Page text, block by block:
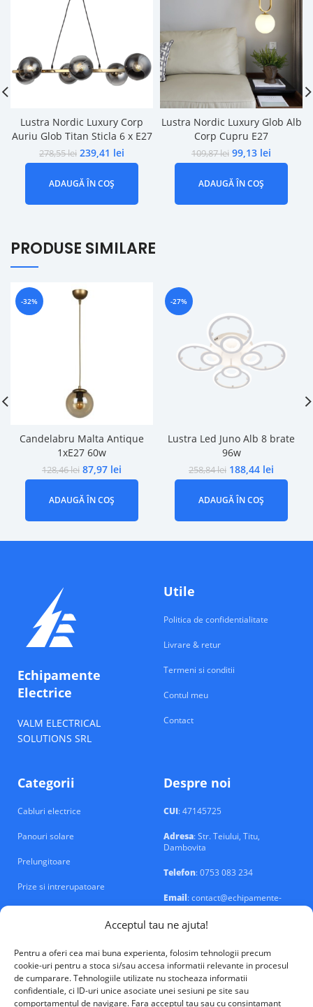
Acceptul tau ne ajuta!
Pentru a oferi cea mai buna experienta, folosim tehnologii precum
cookie-uri pentru a stoca si/sau accesa informatii relevante in procesul
de cumparare. Tehnologiile utilizate nu stocheaza informatii
confidentiale, ci ID-uri unice asociate unei sesiuni pe site sau
comportamentul de navigare. Fara acceptul tau sau cu consintamant
Lustra Nordic Luxury Corp
Auriu Glob Titan Sticla 6 x E27
278,55lei 239,41 lei
ADAUGĂ ÎN COȘ
Lustra Nordic Luxury Glob Alb
Corp Cupru E27
109,87lei 99,13 lei
ADAUGĂ ÎN COȘ
PRODUSE SIMILARE
-32%
Candelabru Malta Antique
1xE27 60w
128,46lei 87,97 lei
ADAUGĂ ÎN COȘ
-27%
Lustra Led Juno Alb 8 brate
96w
258,84lei 188,44 lei
ADAUGĂ ÎN COȘ
Echipamente
Electrice
VALM ELECTRICAL
SOLUTIONS SRL
Utile
Politica de confidentialitate
Livrare & retur
Termeni si conditii
Contul meu
Contact
Categorii
Cabluri electrice
Panouri solare
Prelungitoare
Prize si intrerupatoare
Despre noi
CUI: 47145725
Adresa: Str. Teiului, Titu,
Dambovita
Telefon: 0753 083 234
Email: contact@echipamente-
electrice.ro
VALM Electrical Solutions © 2026